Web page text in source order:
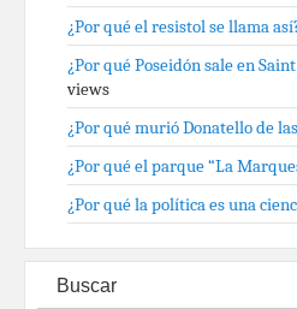
¿Por qué el resistol se llama
¿Por qué Poseidón sale en
views
¿Por qué murió Donatello de
¿Por qué el parque “La
¿Por qué la política es una
Buscar